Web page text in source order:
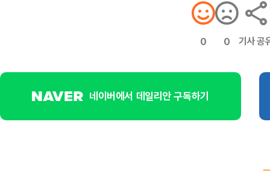
0 0 기사 공
네이버에서 데일리안 구독하기